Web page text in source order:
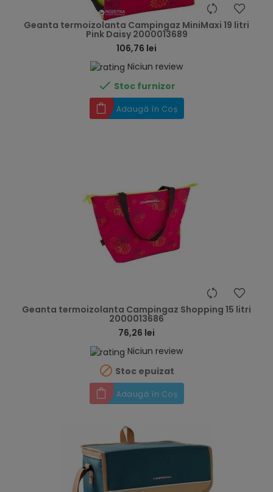
Geanta termoizolanta Campingaz MiniMaxi 19 litri
Pink Daisy 2000013689
106,76 lei
Niciun review
 Stoc furnizor
Adaugă în Coș
Geanta termoizolanta Campingaz Shopping 15 litri
2000013686
76,26 lei
Niciun review
 Stoc epuizat
Adaugă în Coș